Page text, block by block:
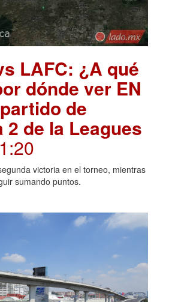
LAFC: ¿A qué
dónde ver EN
de
2 de la Leagues
victoria en el torneo, mientras
sumando puntos.